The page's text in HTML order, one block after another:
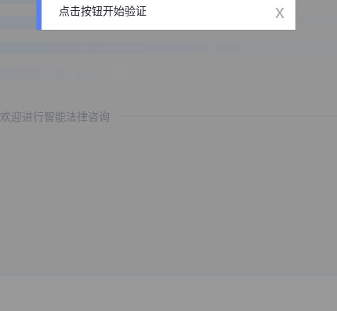
欢迎进行智能法律咨询
点击按钮开始验证 x